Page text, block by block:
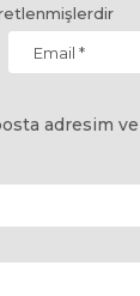
adresim